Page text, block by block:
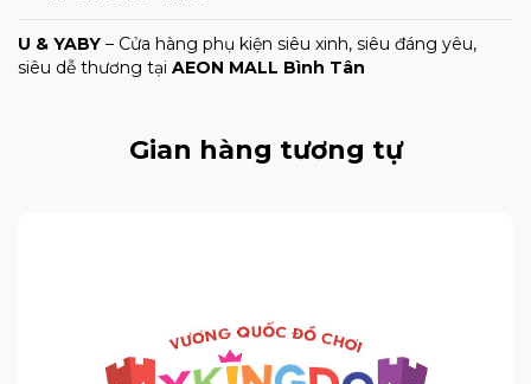
U & YABY – Cửa hàng phụ kiện siêu xinh, siêu đáng yêu,
siêu dễ thương tại AEON MALL Bình Tân
Gian hàng tương tự